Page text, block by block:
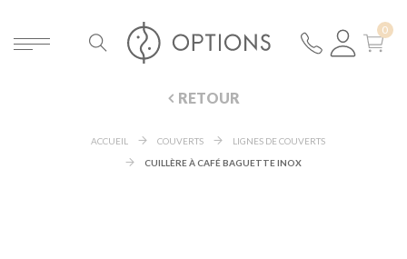
RETOUR
ACCUEIL COUVERTS
LIGNES DE COUVERTS
CUILLÈRE À CAFÉ BAGUETTE INOX